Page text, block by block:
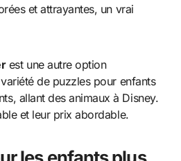
et attrayantes, un vrai
est une autre option
de puzzles pour enfants
allant des animaux à Disney.
et leur prix abordable.